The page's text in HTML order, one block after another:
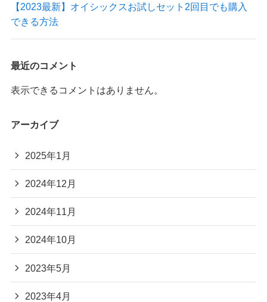
【2023最新】オイシックスお試しセット2回目でも購入
できる方法
最近のコメント
表示できるコメントはありません。
アーカイブ
2025年1月
2024年12月
2024年11月
2024年10月
2023年5月
2023年4月